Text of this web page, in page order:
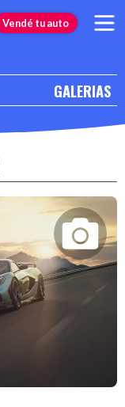
Vendé tu auto
GALERIAS